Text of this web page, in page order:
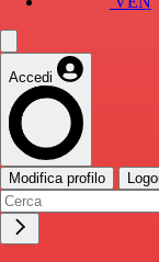
Accedi
Modifica profilo